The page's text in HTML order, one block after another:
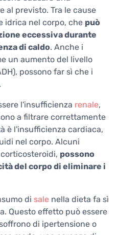
al previsto. Tra le cause
idrica nel corpo, che può
eccessiva durante
di caldo. Anche i
un aumento del livello
possono far sì che i
l'insufficienza renale,
a filtrare correttamente
è l'insufficienza cardiaca,
nel corpo. Alcuni
possono
del corpo di eliminare i
di sale nella dieta fa sì
Questo effetto può essere
di ipertensione o